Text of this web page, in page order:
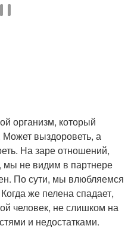
организм, который
Может выздороветь, а
На заре отношений,
мы не видим в партнере
По сути, мы влюбляемся
же пелена спадает,
человек, не слишком на
и недостатками.